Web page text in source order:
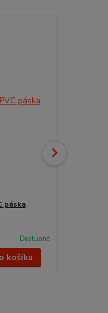
páska
Dostupné
košíku